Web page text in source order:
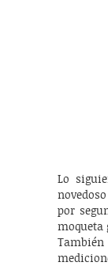
Lo
por
moqueta